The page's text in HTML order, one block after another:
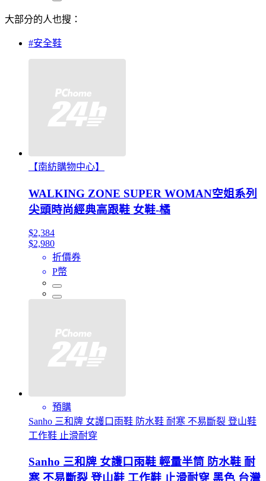
大部分的人也搜：
#安全鞋
【南紡購物中心】
WALKING ZONE SUPER WOMAN空姐系列
尖頭時尚經典高跟鞋 女鞋-橘
$2,384
$2,980
折價券
P幣
預購
Sanho 三和牌 女護口雨鞋 防水鞋 耐寒 不易斷裂 登山鞋
工作鞋 止滑耐穿
Sanho 三和牌 女護口雨鞋 輕量半筒 防水鞋 耐
寒 不易斷裂 登山鞋 工作鞋 止滑耐穿 黑色 台灣